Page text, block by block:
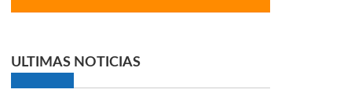
ULTIMAS NOTICIAS